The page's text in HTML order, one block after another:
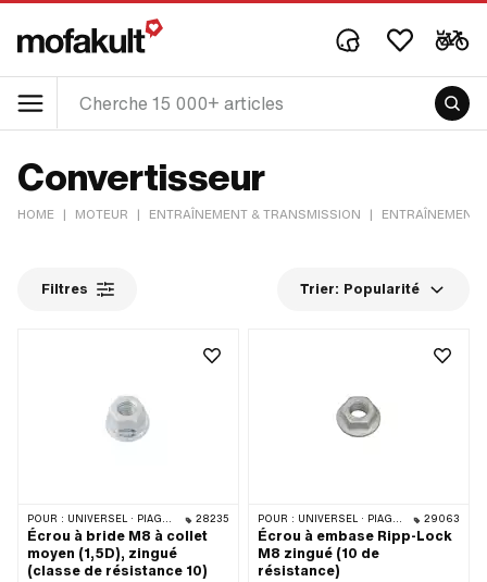
Convertisseur
HOME | MOTEUR | ENTRAÎNEMENT & TRANSMISSION | ENTRAÎNEMENT
Filtres Trier: Popularité
POUR : UNIVERSEL · PIAGGIO 28235
Écrou à bride M8 à collet
moyen (1,5D), zingué
(classe de résistance 10)
POUR : UNIVERSEL · PIAGGIO 29063
Écrou à embase Ripp-Lock
M8 zingué (10 de
résistance)